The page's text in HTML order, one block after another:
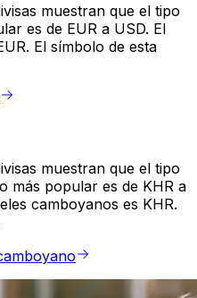
muestran que el tipo
es de EUR a USD. El
El símbolo de esta
muestran que el tipo
más popular es de KHR a
camboyanos es KHR.